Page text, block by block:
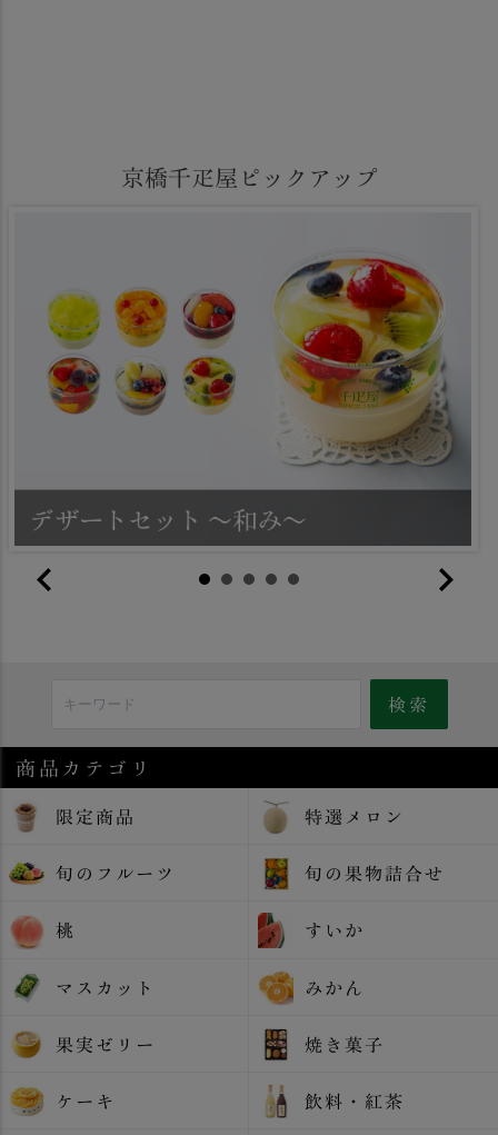
京橋千疋屋ピックアップ
商品カテゴリ
限定商品 特選メロン
旬のフルーツ 旬の果物詰合せ
桃 すいか
マスカット みかん
果実ゼリー 焼き菓子
ケーキ 飲料・紅茶